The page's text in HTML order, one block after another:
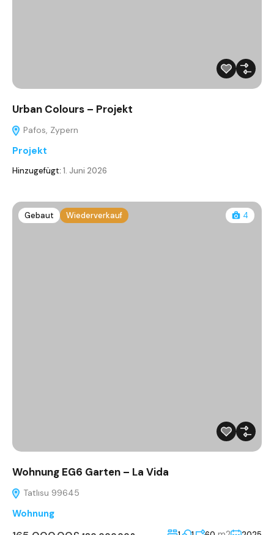
Urban Colours – Projekt
Pafos, Zypern
Projekt
Hinzugefügt: 1. Juni 2026
Gebaut Wiederverkauf 4
Wohnung EG6 Garten – La Vida
Tatlısu 99645
Wohnung